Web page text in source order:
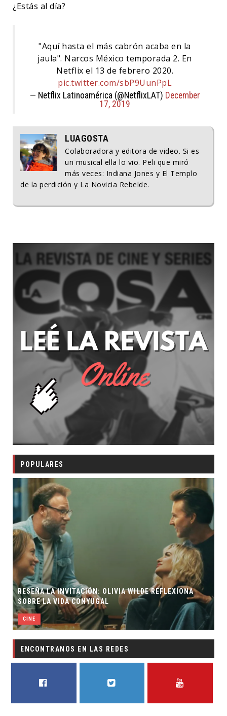
¿Estás al día?
"Aquí hasta el más cabrón acaba en la
jaula". Narcos México temporada 2. En
Netflix el 13 de febrero 2020.
pic.twitter.com/sbP9UunPpL
— Netflix Latinoamérica (@NetflixLAT) December
17, 2019
LUAGOSTA
Colaboradora y editora de video. Si es
un musical ella lo vio. Peli que miró
más veces: Indiana Jones y El Templo
de la perdición y La Novicia Rebelde.
POPULARES
RESEÑA LA INVITACIÓN: OLIVIA WILDE REFLEXIONA
SOBRE LA VIDA CONYUGAL
CINE
ENCONTRANOS EN LAS REDES